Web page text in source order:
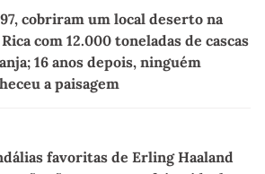
cobriram um local deserto na
com 12.000 toneladas de cascas
16 anos depois, ninguém
a paisagem
favoritas de Erling Haaland